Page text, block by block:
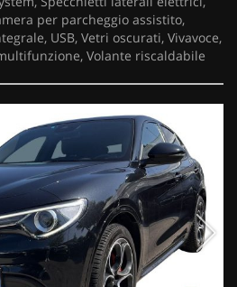
per parcheggio assistito,
USB, Vetri oscurati, Vivavoce,
Volante riscaldabile